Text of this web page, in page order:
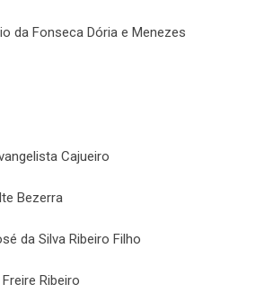
da Fonseca Dória e Menezes
Cajueiro
Bezerra
da Silva Ribeiro Filho
Ribeiro